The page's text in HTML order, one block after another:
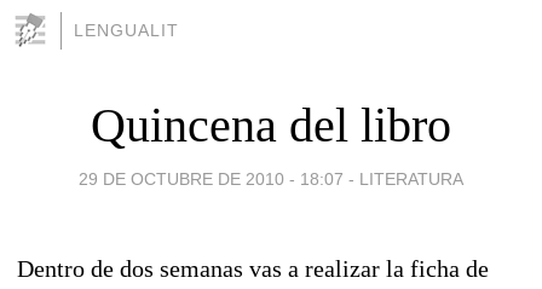
LENGUALIT
Quincena del libro
29 DE OCTUBRE DE 2010 - 18:07 - LITERATURA
Dentro de dos semanas vas a realizar la ficha de